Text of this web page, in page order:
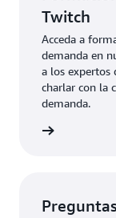
Twitch
Acceda a
demanda en
a los expertos
charlar con la
demanda.